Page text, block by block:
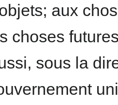
aux
choses
sous la